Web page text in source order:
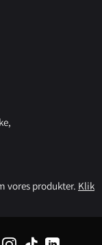
vores produkter. Klik